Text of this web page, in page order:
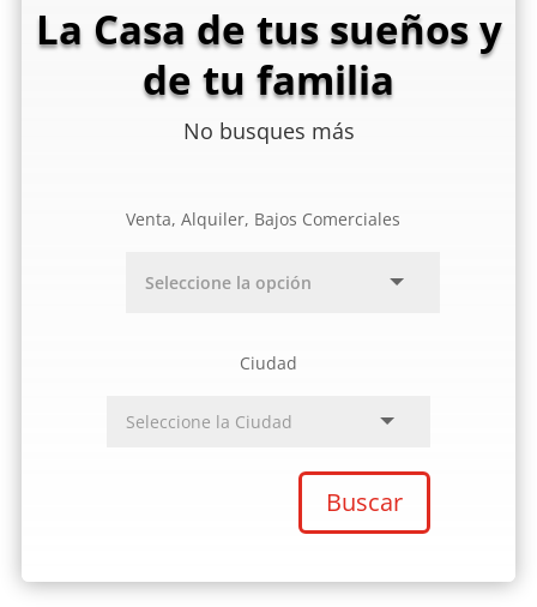
La Casa de tus sueños y
de tu familia
No busques más
Venta, Alquiler, Bajos Comerciales
Ciudad
Buscar